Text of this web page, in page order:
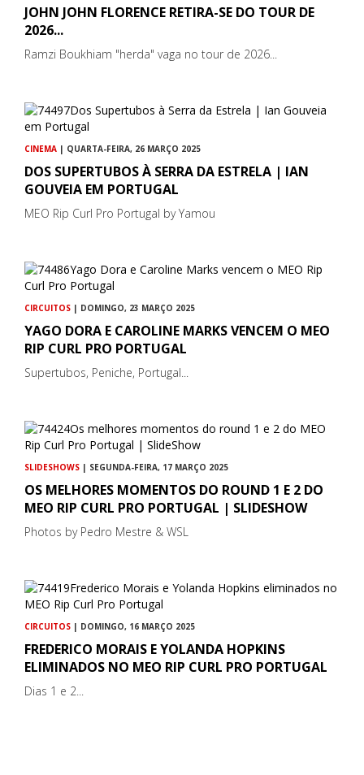
JOHN JOHN FLORENCE RETIRA-SE DO TOUR DE
2026...
Ramzi Boukhiam "herda" vaga no tour de 2026...
CINEMA | QUARTA-FEIRA, 26 MARÇO 2025
DOS SUPERTUBOS À SERRA DA ESTRELA | IAN
GOUVEIA EM PORTUGAL
MEO Rip Curl Pro Portugal by Yamou
CIRCUITOS | DOMINGO, 23 MARÇO 2025
YAGO DORA E CAROLINE MARKS VENCEM O MEO
RIP CURL PRO PORTUGAL
Supertubos, Peniche, Portugal...
SLIDESHOWS | SEGUNDA-FEIRA, 17 MARÇO 2025
OS MELHORES MOMENTOS DO ROUND 1 E 2 DO
MEO RIP CURL PRO PORTUGAL | SLIDESHOW
Photos by Pedro Mestre & WSL
CIRCUITOS | DOMINGO, 16 MARÇO 2025
FREDERICO MORAIS E YOLANDA HOPKINS
ELIMINADOS NO MEO RIP CURL PRO PORTUGAL
Dias 1 e 2...